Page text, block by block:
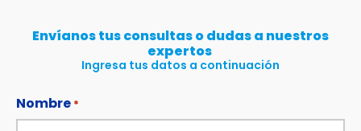
Envíanos tus consultas o dudas a nuestros
expertos
Ingresa tus datos a continuación
Nombre *